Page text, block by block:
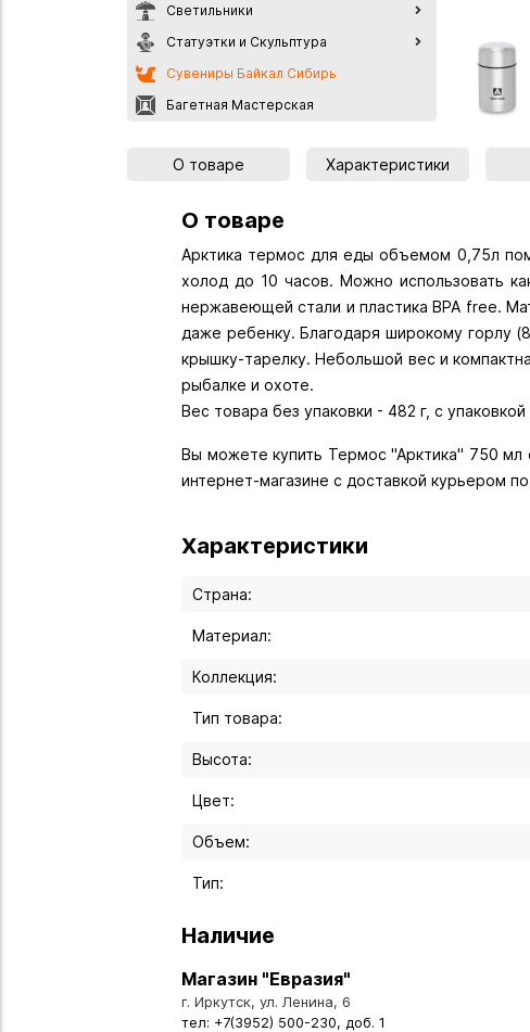
Светильники
Статуэтки и Скульптура
Сувениры Байкал Сибирь
Багетная Мастерская
О товаре Характеристики
О товаре
Арктика термос для еды объемом 0,75л
холод до 10 часов. Можно использовать
нержавеющей стали и пластика BPA free.
даже ребенку. Благодаря широкому горлу
крышку-тарелку. Небольшой вес и
рыбалке и охоте.
Вес товара без упаковки - 482 г, с упаковкой
Вы можете купить Термос "Арктика" 750 мл
интернет-магазине с доставкой курьером
Характеристики
Страна:
Материал:
Коллекция:
Тип товара:
Высота:
Цвет:
Объем:
Тип:
Наличие
Магазин "Евразия"
г. Иркутск, ул. Ленина, 6
тел: +7(3952) 500-230, доб. 1